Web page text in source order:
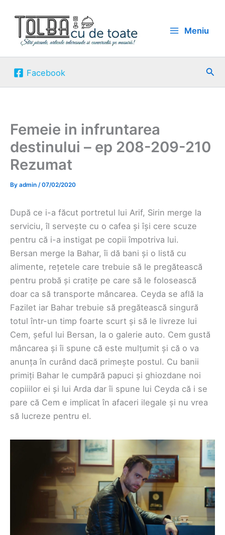
content
Meniu
Facebook
Femeie in infruntarea
destinului – ep 208-209-210
Rezumat
By admin /07/02/2020
După ce i-a făcut portretul lui Arif, Sirin merge la
serviciu, îl servește cu o cafea și își cere scuze
pentru că i-a instigat pe copii împotriva lui.
Bersan merge la Bahar, îi dă bani și o listă cu
alimente, rețetele care trebuie să le pregătească
pentru probă și cratițe pe care să le folosească
doar ca să transporte mâncarea. Ceyda se află la
Fazilet iar Bahar trebuie să pregătească singură
totul într-un timp foarte scurt și să le livreze lui
Cem, șeful lui Bersan, la o galerie auto. Cem gustă
mâncarea și îi spune că este mulțumit și că o va
anunța în curând dacă primește postul. Cu banii
primiți Bahar le cumpără papuci și ghiozdane noi
copiiilor ei și lui Arda dar îi spune lui Ceyda că i se
pare că Cem e implicat în afaceri ilegale și nu vrea
să lucreze pentru el.